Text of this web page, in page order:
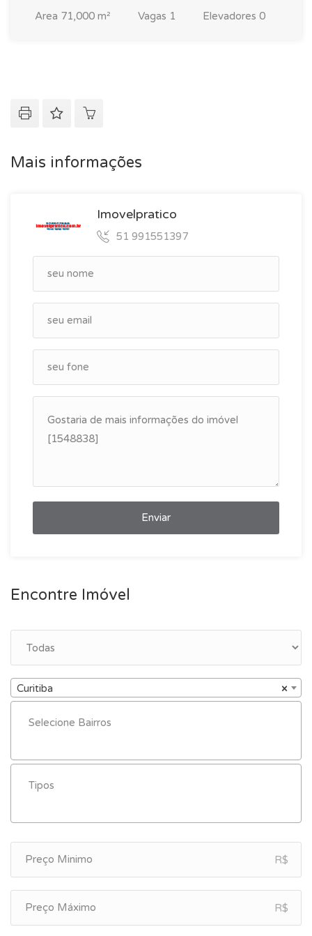
Area 71,000 m² Vagas 1 Elevadores 0
Mais informações
Imovelpratico
51 991551397
Enviar
Encontre Imóvel
×
Curitiba
R$
R$